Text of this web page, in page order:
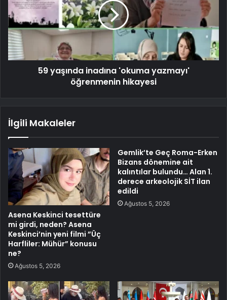
59 yaşında inadına 'okuma yazmayı'
öğrenmenin hikayesi
İlgili Makaleler
Asena Keskinci tesettüre
mi girdi, neden? Asena
Keskinci’nin yeni filmi ”Üç
Harfliler: Mühür” konusu
ne?
Ağustos 5, 2026
Gemlik’te Geç Roma-Erken
Bizans dönemine ait
kalıntılar bulundu… Alan 1.
derece arkeolojik SİT ilan
edildi
Ağustos 5, 2026